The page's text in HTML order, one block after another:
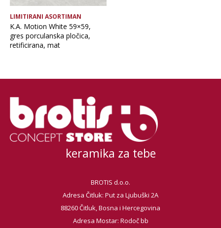
LIMITIRANI ASORTIMAN
K.A. Motion White 59×59,
gres porculanska pločica,
retificirana, mat
keramika za tebe
BROTIS d.o.o.
Adresa Čitluk: Put za Ljubuški 2A
88260 Čitluk, Bosna i Hercegovina
Adresa Mostar: Rodoč bb